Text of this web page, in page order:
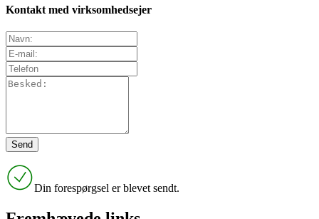
Kontakt med virksomhedsejer
Din forespørgsel er blevet sendt.